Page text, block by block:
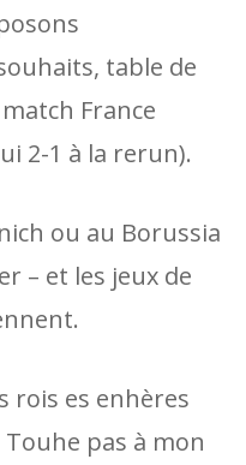
table de
France
2-1 à la rerun).
ou au Borussia
– et les jeux de
rois es enhères
pas à mon